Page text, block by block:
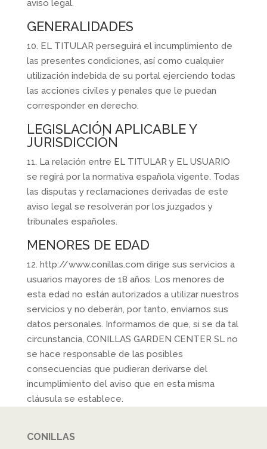
aviso legal.
GENERALIDADES
10. EL TITULAR perseguirá el incumplimiento de
las presentes condiciones, así como cualquier
utilización indebida de su portal ejerciendo todas
las acciones civiles y penales que le puedan
corresponder en derecho.
LEGISLACIÓN APLICABLE Y
JURISDICCIÓN
11. La relación entre EL TITULAR y EL USUARIO
se regirá por la normativa española vigente. Todas
las disputas y reclamaciones derivadas de este
aviso legal se resolverán por los juzgados y
tribunales españoles.
MENORES DE EDAD
12. http://www.conillas.com dirige sus servicios a
usuarios mayores de 18 años. Los menores de
esta edad no están autorizados a utilizar nuestros
servicios y no deberán, por tanto, enviarnos sus
datos personales. Informamos de que, si se da tal
circunstancia, CONILLAS GARDEN CENTER SL no
se hace responsable de las posibles
consecuencias que pudieran derivarse del
incumplimiento del aviso que en esta misma
cláusula se establece.
CONILLAS